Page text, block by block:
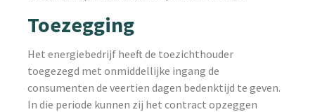
Toezegging
Het energiebedrijf heeft de toezichthouder
toegezegd met onmiddellijke ingang de
consumenten de veertien dagen bedenktijd te geven.
In die periode kunnen zij het contract opzeggen